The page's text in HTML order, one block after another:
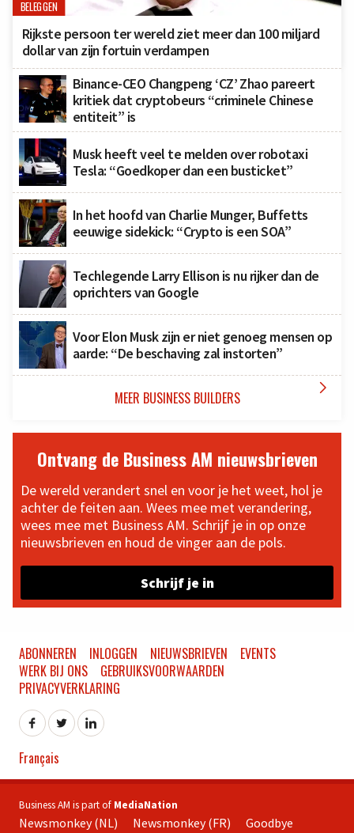
BELEGGEN
Rijkste persoon ter wereld ziet meer dan 100 miljard
dollar van zijn fortuin verdampen
Binance-CEO Changpeng ‘CZ’ Zhao pareert
kritiek dat cryptobeurs “criminele Chinese
entiteit” is
Musk heeft veel te melden over robotaxi
Tesla: “Goedkoper dan een busticket”
In het hoofd van Charlie Munger, Buffetts
eeuwige sidekick: “Crypto is een SOA”
Techlegende Larry Ellison is nu rijker dan de
oprichters van Google
Voor Elon Musk zijn er niet genoeg mensen op
aarde: “De beschaving zal instorten”
MEER BUSINESS BUILDERS 
Ontvang de Business AM nieuwsbrieven
De wereld verandert snel en voor je het weet, hol je
achter de feiten aan. Wees mee met verandering,
wees mee met Business AM. Schrijf je in op onze
nieuwsbrieven en houd de vinger aan de pols.
Schrijf je in
ABONNEREN INLOGGEN NIEUWSBRIEVEN
EVENTS
WERK BIJ ONS
GEBRUIKSVOORWAARDEN
PRIVACYVERKLARING
Français
Business AM is part of MediaNation
Newsmonkey (NL) Newsmonkey (FR) Goodbye